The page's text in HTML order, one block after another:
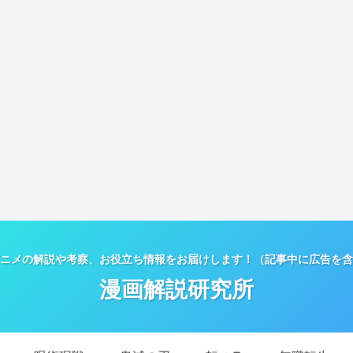
メの解説や考察、お役立ち情報をお届けします！（記事中に広告を
漫画解説研究所